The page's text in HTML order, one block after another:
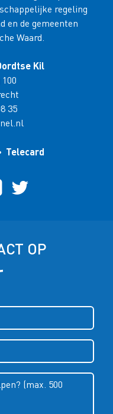
regeling
en de gemeenten
Waard.
Kil
35
Telecard
OP